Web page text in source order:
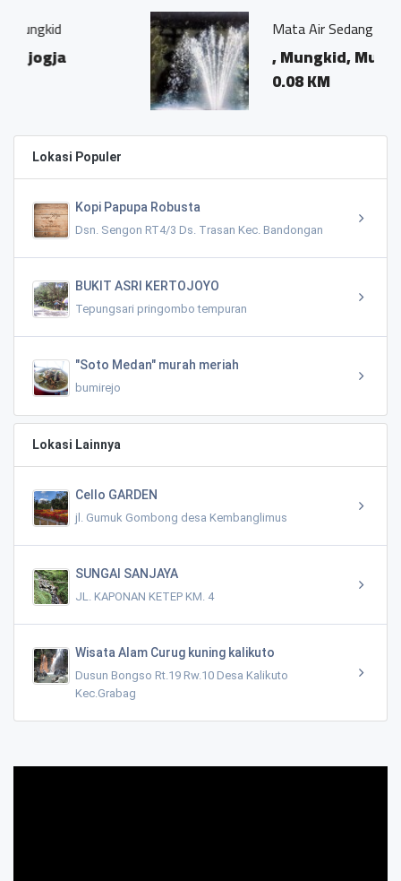
Mata Air Sedang Lor
, Mungkid, Mungkid
0.08 KM
Lokasi Populer
Kopi Papupa Robusta
Dsn. Sengon RT4/3 Ds. Trasan Kec. Bandongan
BUKIT ASRI KERTOJOYO
Tepungsari pringombo tempuran
"Soto Medan" murah meriah
bumirejo
Lokasi Lainnya
Cello GARDEN
jl. Gumuk Gombong desa Kembanglimus
SUNGAI SANJAYA
JL. KAPONAN KETEP KM. 4
Wisata Alam Curug kuning kalikuto
Dusun Bongso Rt.19 Rw.10 Desa Kalikuto
Kec.Grabag